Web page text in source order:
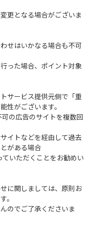
更となる場合がございま
せはいかなる場合も不可
った場合、ポイント対象
サービス提供元側で「重
性がございます。
の広告のサイトを複数回
イトなどを経由して過去
がある場合
いただくことをお勧めい
に関しましては、原則お
。
のでご了承くださいま